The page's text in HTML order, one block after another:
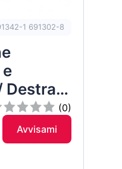
1 691302-8
Destra /
(0)
Avvisami